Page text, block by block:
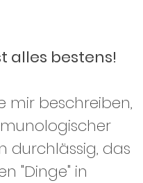
alles bestens!
mir beschreiben,
durchlässig, das
"Dinge" in